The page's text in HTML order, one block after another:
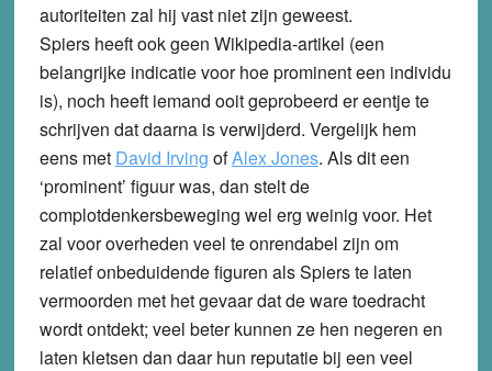
autoriteiten zal hij vast niet zijn geweest.
Spiers heeft ook geen Wikipedia-artikel (een
belangrijke indicatie voor hoe prominent een individu
is), noch heeft iemand ooit geprobeerd er eentje te
schrijven dat daarna is verwijderd. Vergelijk hem
eens met David Irving ofAlex Jones. Als dit een
‘prominent’ figuur was, dan stelt de
complotdenkersbeweging wel erg weinig voor. Het
zal voor overheden veel te onrendabel zijn om
relatief onbeduidende figuren als Spiers te laten
vermoorden met het gevaar dat de ware toedracht
wordt ontdekt; veel beter kunnen ze hen negeren en
laten kletsen dan daar hun reputatie bij een veel